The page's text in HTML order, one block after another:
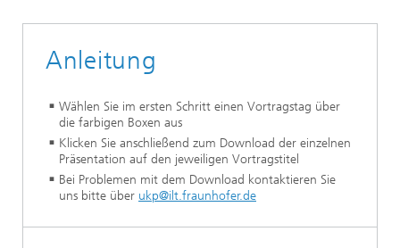
Anleitung
Wählen Sie im ersten Schritt einen Vortragstag über
die farbigen Boxen aus
Klicken Sie anschließend zum Download der einzelnen
Präsentation auf den jeweiligen Vortragstitel
Bei Problemen mit dem Download kontaktieren Sie
uns bitte über ukp@ilt.fraunhofer.de